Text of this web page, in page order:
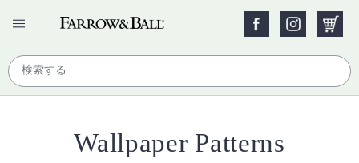
Wallpaper Patterns